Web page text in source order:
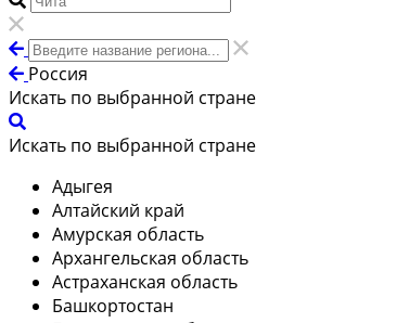
Россия
Искать по выбранной стране
Искать по выбранной стране
Адыгея
Алтайский край
Амурская область
Архангельская область
Астраханская область
Башкортостан